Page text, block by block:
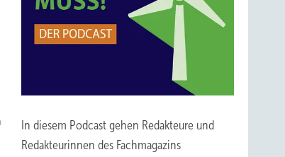
In diesem Podcast gehen Redakteure und
Redakteurinnen des Fachmagazins